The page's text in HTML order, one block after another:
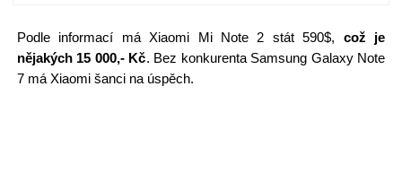
Podle informací má Xiaomi Mi Note 2 stát 590$, což je
nějakých 15 000,- Kč. Bez konkurenta Samsung Galaxy Note
7 má Xiaomi šanci na úspěch.